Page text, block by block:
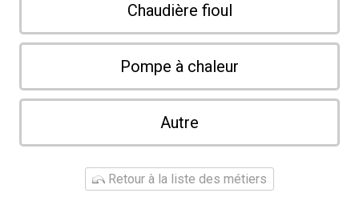
Chaudière fioul
Pompe à chaleur
Autre
Retour à la liste des métiers